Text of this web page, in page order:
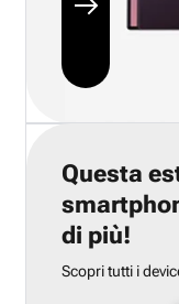
Questa
di più!
Scopri tutti i